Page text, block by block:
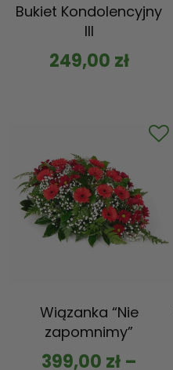
Bukiet Kondolencyjny
III
249,00 zł
Wiązanka “Nie
zapomnimy”
399,00 zł–